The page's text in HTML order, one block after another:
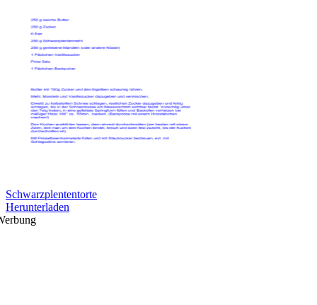
Schwarzplententorte
Herunterladen